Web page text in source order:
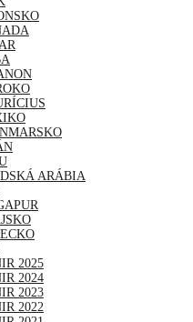
ARÁBIA
2025
2024
2023
2022